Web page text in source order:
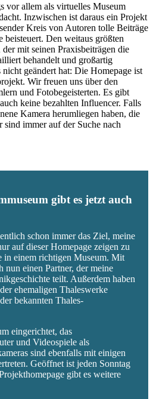
vor allem als virtuelles Museum
Inzwischen ist daraus ein Projekt
Kreis von Autoren tolle Beiträge
Den weitaus größten
mit seinen Praxisbeiträgen die
behandelt und großartig
geändert hat: Die Homepage ist
Wir freuen uns über den
und Fotobegeisterten. Es gibt
keine bezahlten Influencer. Falls
Kamera herumliegen haben, die
immer auf der Suche nach
gibt es jetzt auch
schon immer das Ziel, meine
auf dieser Homepage zeigen zu
in einem richtigen Museum. Mit
einen Partner, der meine
teilt. Außerdem haben
ehemaligen Thaleswerke
bekannten Thales-
eingerichtet, das
und Videospiele als
sind ebenfalls mit einigen
Geöffnet ist jeden Sonntag
gibt es weitere